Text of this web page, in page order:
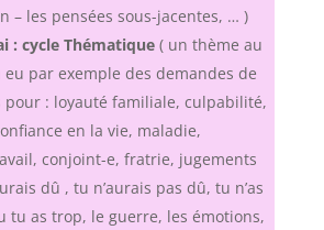
– les pensées sous-jacentes, … )
: cycle Thématique ( un thème au
eu par exemple des demandes de
: loyauté familiale, culpabilité,
en la vie, maladie,
conjoint-e, fratrie, jugements
dû , tu n’aurais pas dû, tu n’as
tu as trop, le guerre, les émotions,